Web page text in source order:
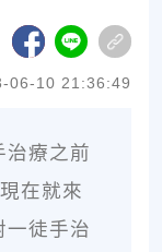
06-10 21:36:49
治療之前
在就來
一徒手治